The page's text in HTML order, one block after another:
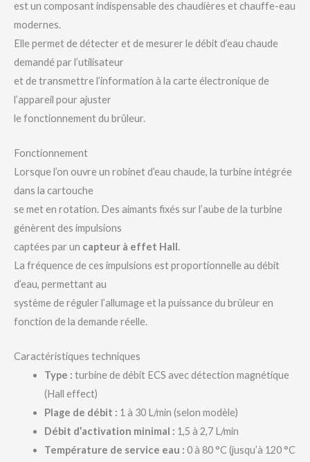
est un composant indispensable des chaudières et chauffe-eau
modernes.
Elle permet de détecter et de mesurer le débit d’eau chaude
demandé par l’utilisateur
et de transmettre l’information à la carte électronique de
l’appareil pour ajuster
le fonctionnement du brûleur.
Fonctionnement
Lorsque l’on ouvre un robinet d’eau chaude, la turbine intégrée
dans la cartouche
se met en rotation. Des aimants fixés sur l’aube de la turbine
génèrent des impulsions
captées par un capteur à effet Hall.
La fréquence de ces impulsions est proportionnelle au débit
d’eau, permettant au
système de réguler l’allumage et la puissance du brûleur en
fonction de la demande réelle.
Caractéristiques techniques
Type : turbine de débit ECS avec détection magnétique
(Hall effect)
Plage de débit : 1 à 30 L/min (selon modèle)
Débit d’activation minimal : 1,5 à 2,7 L/min
Température de service eau : 0 à 80 °C (jusqu’à 120 °C